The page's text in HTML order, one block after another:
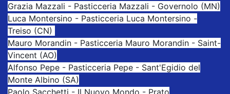
Grazia Mazzali - Pasticceria Mazzali - Governolo (MN)
Luca Montersino - Pasticceria Luca Montersino -
Treiso (CN)
Mauro Morandin - Pasticceria Mauro Morandin - Saint-
Vincent (AO)
Alfonso Pepe - Pasticceria Pepe - Sant'Egidio del
Monte Albino (SA)
Paolo Sacchetti - Il Nuovo Mondo - Prato